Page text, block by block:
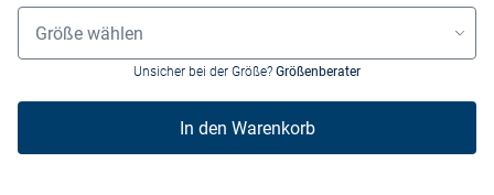
Grössenauswahl
Größe wählen
Unsicher bei der Größe? Größenberater
In den Warenkorb